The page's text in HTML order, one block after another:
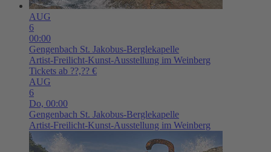
AUG
6
00:00
Gengenbach St. Jakobus-Berglekapelle
Artist-Freilicht-Kunst-Ausstellung im Weinberg
Tickets ab ??,?? €
AUG
6
Do, 00:00
Gengenbach St. Jakobus-Berglekapelle
Artist-Freilicht-Kunst-Ausstellung im Weinberg